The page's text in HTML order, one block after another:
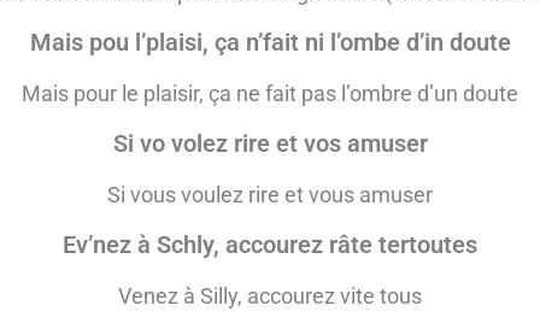
Mais pou l’plaisi, ça n’fait ni l’ombe d’in doute
Mais pour le plaisir, ça ne fait pas l’ombre d’un doute
Si vo volez rire et vos amuser
Si vous voulez rire et vous amuser
Ev’nez à Schly, accourez râte tertoutes
Venez à Silly, accourez vite tous